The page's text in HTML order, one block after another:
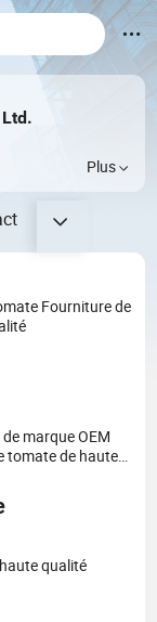
Plus
Fourniture de
marque OEM
tomate de haute
qualité